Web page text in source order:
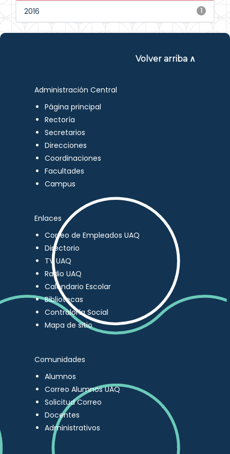
1
2016
Volver arriba ∧
Administración Central
Página principal
Rectoría
Secretarios
Direcciones
Coordinaciones
Facultades
Campus
Enlaces
Correo de Empleados UAQ
Directorio
TV UAQ
Radio UAQ
Calendario Escolar
Bibliotecas
Contraloría Social
Mapa de sitio
Comunidades
Alumnos
Correo Alumnos UAQ
Solicitud Correo
Docentes
Administrativos